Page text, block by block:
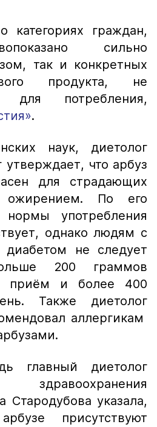
категориях граждан,
сильно
так и конкретных
продукта, не
для потребления,
.
наук, диетолог
утверждает, что арбуз
для страдающих
ожирением. По его
употребления
однако людям с
не следует
200 граммов
приём и более 400
Также диетолог
аллергикам
главный диетолог
здравоохранения
Стародубова указала,
присутствуют